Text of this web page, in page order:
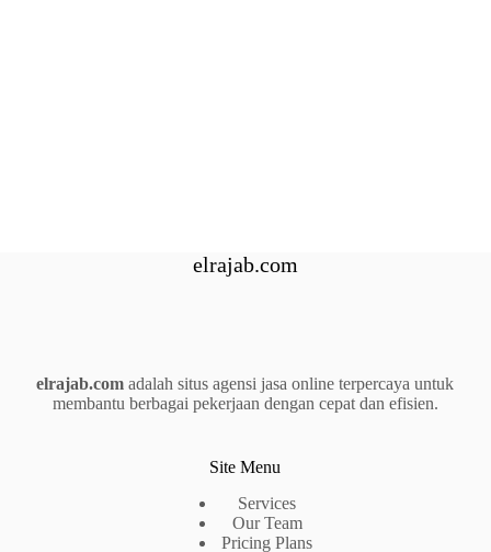
elrajab.com
elrajab.com adalah situs agensi jasa online terpercaya untuk
membantu berbagai pekerjaan dengan cepat dan efisien.
Site Menu
Services
Our Team
Pricing Plans